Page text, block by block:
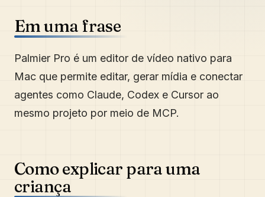
Em uma frase
Palmier Pro é um editor de vídeo nativo para
Mac que permite editar, gerar mídia e conectar
agentes como Claude, Codex e Cursor ao
mesmo projeto por meio de MCP.
Como explicar para uma
criança